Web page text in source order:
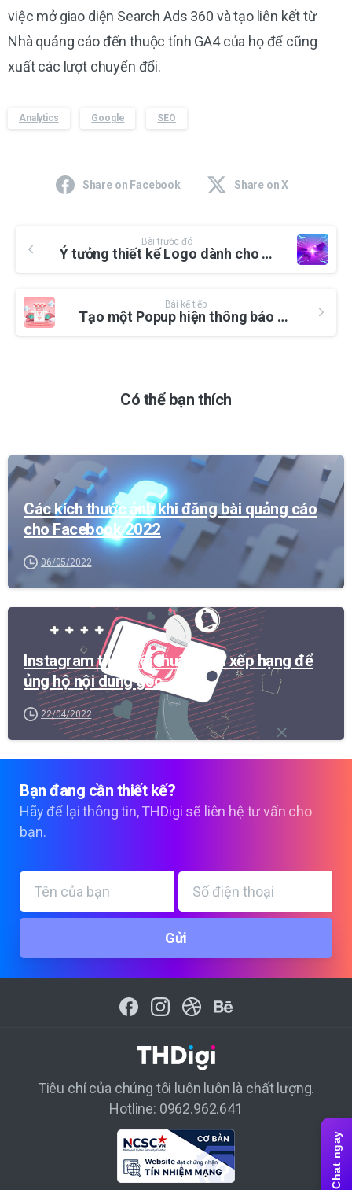
việc mở giao diện Search Ads 360 và tạo liên kết từ
Nhà quảng cáo đến thuộc tính GA4 của họ để cũng
xuất các lượt chuyển đổi.
Analytics Google SEO
Share on Facebook Share on X
Bài trước đó
Ý tưởng thiết kế Logo dành cho Game thủ, Streamer
Bài kế tiếp
Tạo một Popup hiện thông báo đã thêm sản phẩm vào giỏ hàng đơn giản trong Woocommerce
Có thể bạn thích
-
Các kích thước ảnh khi đăng bài quảng cáo
cho Facebook 2022
06/05/2022
Instagram thay đổi thuật toán xếp hạng để
ủng hộ nội dung gốc
22/04/2022
Bạn đang cần thiết kế?
Hãy để lại thông tin, THDigi sẽ liên hệ tư vấn cho
bạn.
Tiêu chí của chúng tôi luôn luôn là chất lượng.
Hotline: 0962.962.641